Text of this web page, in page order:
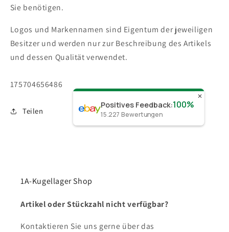
Sie benötigen.
Logos und Markennamen sind Eigentum der jeweiligen
Besitzer und werden nur zur Beschreibung des Artikels
und dessen Qualität verwendet.
SKU:
175704656486
Teilen
✕
Positives Feedback:100%
15.227 Bewertungen
1A-Kugellager Shop
Artikel oder Stückzahl nicht verfügbar?
Kontaktieren Sie uns gerne über das